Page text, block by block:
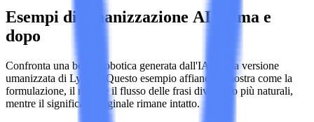
Esempi di umanizzazione AI prima e
dopo
Confronta una bozza robotica generata dall'IA con la versione
umanizzata di Lynote. Questo esempio affiancato mostra come la
formulazione, il ritmo e il flusso delle frasi diventano più naturali,
mentre il significato originale rimane intatto.